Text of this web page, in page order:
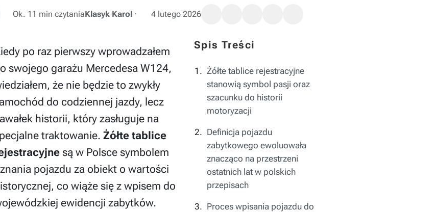
Ok. 11 min czytaniaKlasyk Karol · 4 lutego 2026
Spis Treści
Żółte tablice rejestracyjne
stanowią symbol pasji oraz
szacunku do historii
motoryzacji
Definicja pojazdu
zabytkowego ewoluowała
znacząco na przestrzeni
ostatnich lat w polskich
przepisach
Proces wpisania pojazdu do
po raz pierwszy wprowadzałem
swojego garażu Mercedesa W124,
że nie będzie to zwykły
do codziennej jazdy, lecz
historii, który zasługuje na
traktowanie. Żółte tablice
są w Polsce symbolem
pojazdu za obiekt o wartości
co wiąże się z wpisem do
ewidencji zabytków.